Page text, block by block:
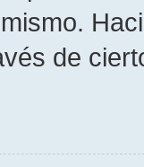
de